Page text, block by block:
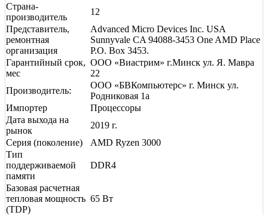
Страна-
производитель
12
Представитель,
ремонтная
организация
Advanced Micro Devices Inc. USA
Sunnyvale CA 94088-3453 One AMD Place
P.O. Box 3453.
Гарантийный срок,
мес
ООО «Виастрим» г.Минск ул. Я. Мавра
22
Производитель:
ООО «БВКомпьютерс» г. Минск ул.
Родниковая 1а
Импортер
Процессоры
Дата выхода на
рынок
2019 г.
Серия (поколение)
AMD Ryzen 3000
Тип
поддерживаемой
памяти
DDR4
Базовая расчетная
тепловая мощность
(TDP)
65 Вт